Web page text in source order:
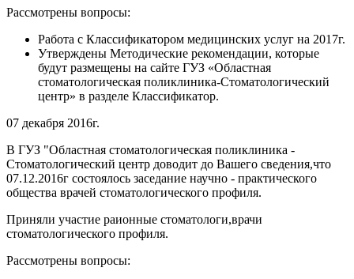
Рассмотрены вопросы:
Работа с Классификатором медицинских услуг на 2017г.
Утверждены Методические рекомендации, которые
будут размещены на сайте ГУЗ «Областная
стоматологическая поликлиника-Стоматологический
центр» в разделе Классификатор.
07 декабря 2016г.
В ГУЗ "Областная стоматологическая поликлиника -
Стоматологический центр доводит до Вашего сведения,что
07.12.2016г состоялось заседание научно - практического
общества врачей стоматологического профиля.
Приняли участие раионные стоматологи,врачи
стоматологического профиля.
Рассмотрены вопросы: